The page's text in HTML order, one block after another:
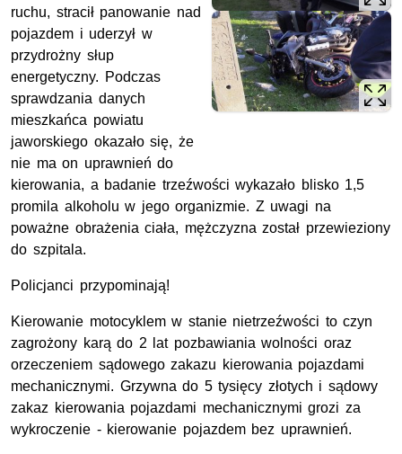
ruchu, stracił panowanie nad
pojazdem i uderzył w
przydrożny słup
energetyczny. Podczas
sprawdzania danych
mieszkańca powiatu
jaworskiego okazało się, że
nie ma on uprawnień do
kierowania, a badanie trzeźwości wykazało blisko 1,5
promila alkoholu w jego organizmie. Z uwagi na
poważne obrażenia ciała, mężczyzna został przewieziony
do szpitala.
Policjanci przypominają!
Kierowanie motocyklem w stanie nietrzeźwości to czyn
zagrożony karą do 2 lat pozbawiania wolności oraz
orzeczeniem sądowego zakazu kierowania pojazdami
mechanicznymi. Grzywna do 5 tysięcy złotych i sądowy
zakaz kierowania pojazdami mechanicznymi grozi za
wykroczenie - kierowanie pojazdem bez uprawnień.